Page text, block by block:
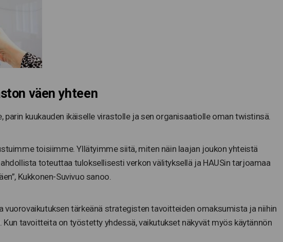
väen yhteen
parin kuukauden ikäiselle virastolle ja sen organisaatiolle oman twistinsä.
toisiimme. Yllätyimme siitä, miten näin laajan joukon yhteistä
toteuttaa tuloksellisesti verkon välityksellä ja HAUSin tarjoamaa
Kukkonen-Suvivuo sanoo.
vuorovaikutuksen tärkeänä strategisten tavoitteiden omaksumista ja niihin
tavoitteita on työstetty yhdessä, vaikutukset näkyvät myös käytännön